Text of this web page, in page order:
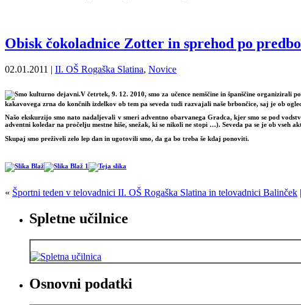
Obisk čokoladnice Zotter in sprehod po
02.01.2011 | II. OŠ Rogaška Slatina, Novice
V četrtek, 9. 12. 2010, smo za učence nemščine in španščine
kakavovega zrna do končnih izdelkov ob tem pa seveda tudi razvajali naše brbončice, saj je ob
Našo ekskurzijo smo nato nadaljevali v smeri adventno obarvanega Gradca, kjer smo se pod
adventni koledar na pročelju mestne hiše, snežak, ki se nikoli ne stopi …). Seveda pa se je ob vseh
Skupaj smo preživeli zelo lep dan in ugotovili smo, da ga bo treba še kdaj ponoviti.
« Športni teden v telovadnici II. OŠ Rogaška Slatina in telovadnici Balinček |
Spletne učilnice
Osnovni podatki